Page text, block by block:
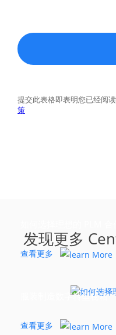
发现更多
查看更多
服装制造数字转型秘籍
查看更多